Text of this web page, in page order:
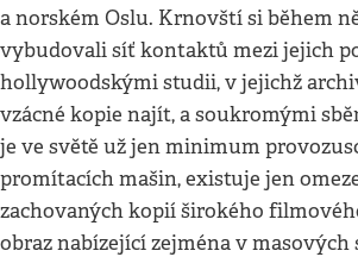
a norském Oslu. Krnovští si během
vybudovali síť kontaktů mezi jejich
hollywoodskými studii, v jejichž
vzácné kopie najít, a soukromými
je ve světě už jen minimum
promítacích mašin, existuje jen
zachovaných kopií širokého
obraz nabízející zejména v masových